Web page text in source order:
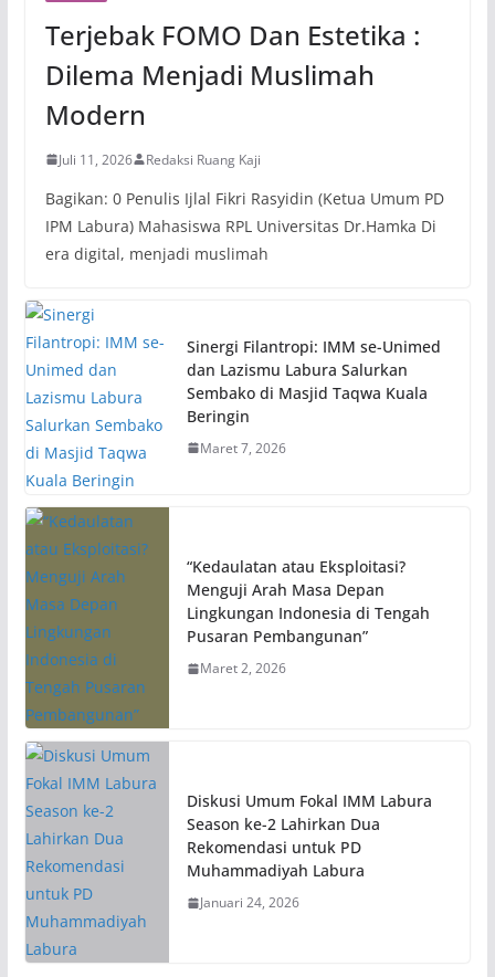
Terjebak FOMO Dan Estetika :
Dilema Menjadi Muslimah
Modern
Juli 11, 2026 Redaksi Ruang Kaji
Bagikan: 0 Penulis Ijlal Fikri Rasyidin (Ketua Umum PD
IPM Labura) Mahasiswa RPL Universitas Dr.Hamka Di
era digital, menjadi muslimah
Sinergi Filantropi: IMM se-Unimed
dan Lazismu Labura Salurkan
Sembako di Masjid Taqwa Kuala
Beringin
Maret 7, 2026
“Kedaulatan atau Eksploitasi?
Menguji Arah Masa Depan
Lingkungan Indonesia di Tengah
Pusaran Pembangunan”
Maret 2, 2026
Diskusi Umum Fokal IMM Labura
Season ke-2 Lahirkan Dua
Rekomendasi untuk PD
Muhammadiyah Labura
Januari 24, 2026